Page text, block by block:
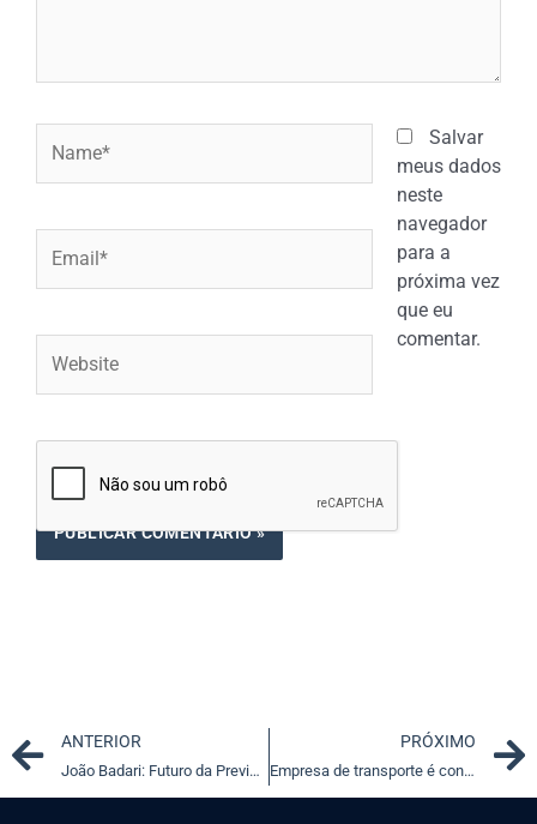
Salvar
meus dados
neste
navegador
para a
próxima vez
que eu
comentar.
Prev
ANTERIOR
João Badari: Futuro da Previdência e propostas dos presidenciáveis
PRÓXIMO
Empresa de transporte é condenada por evadir pedágio 1.573 vezes